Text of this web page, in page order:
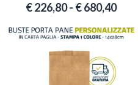
€226,80- €680,40